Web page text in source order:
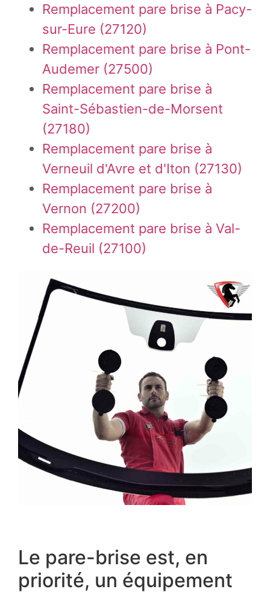
Remplacement pare brise à Pacy-
sur-Eure (27120)
Remplacement pare brise à Pont-
Audemer (27500)
Remplacement pare brise à
Saint-Sébastien-de-Morsent
(27180)
Remplacement pare brise à
Verneuil d'Avre et d'Iton (27130)
Remplacement pare brise à
Vernon (27200)
Remplacement pare brise à Val-
de-Reuil (27100)
Le pare-brise est, en
priorité, un équipement